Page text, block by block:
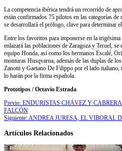
La competencia ibérica tendrá un recorrido de
están confirmados 75 pilotos en las categorías
se desarrollará el prólogo, clave para determinar
Entre los favoritos para imponerse en la
enlazará las poblaciones de Zaragoza y Teruel,
equipo Honda, así como los hermanos Escalé,
monturas Husqvarna, además de las duplas de
Zanotti y Gaetano De Filippo por el lado
lo harán por la firma española.
Prototipos / Octavio Estrada
Previo: ENDURISTAS CHÁVEZ Y
FALCÓN
Siguiente: ANDREA JURESA, EL VIBORAL
Artículos Relacionados